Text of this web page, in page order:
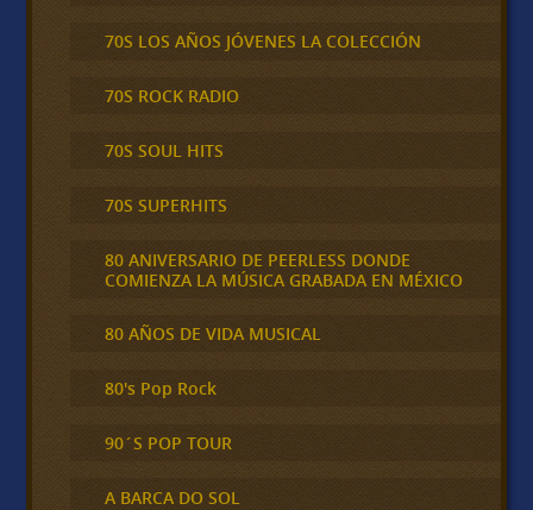
70S LOS AÑOS JÓVENES LA COLECCIÓN
70S ROCK RADIO
70S SOUL HITS
70S SUPERHITS
80 ANIVERSARIO DE PEERLESS DONDE
COMIENZA LA MÚSICA GRABADA EN MÉXICO
80 AÑOS DE VIDA MUSICAL
80's Pop Rock
90´S POP TOUR
A BARCA DO SOL